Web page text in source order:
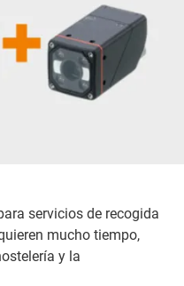
servicios de recogida
mucho tiempo,
y la